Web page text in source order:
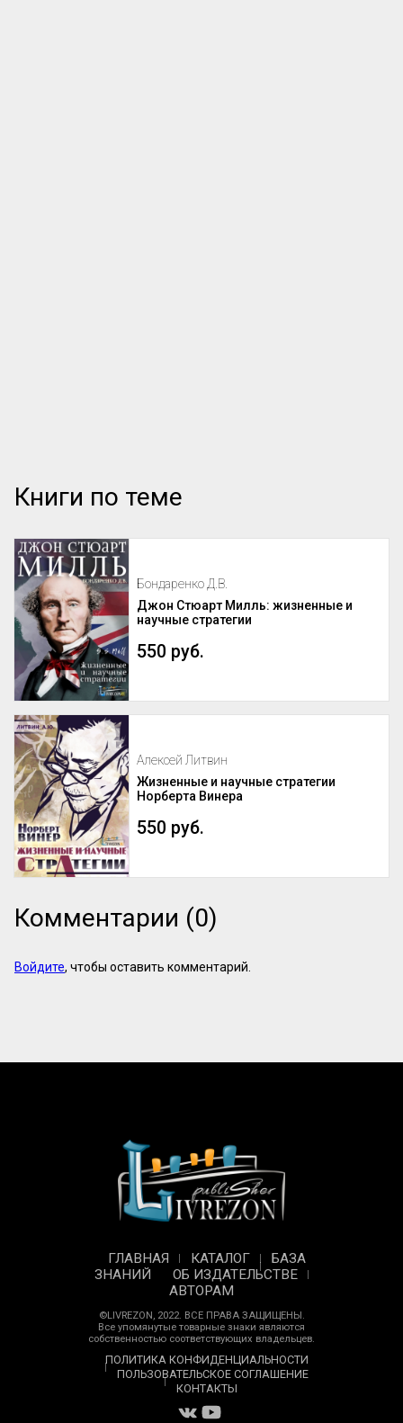
Книги по теме
Бондаренко Д.В.
Джон Стюарт Милль: жизненные и
научные стратегии
550 руб.
Алексей Литвин
Жизненные и научные стратегии
Норберта Винера
550 руб.
Комментарии (0)
Войдите, чтобы оставить комментарий.
ГЛАВНАЯ КАТАЛОГ
БАЗА
ЗНАНИЙ
ОБ ИЗДАТЕЛЬСТВЕ
АВТОРАМ
©LIVREZON, 2022. ВСЕ ПРАВА ЗАЩИЩЕНЫ.
Все упомянутые товарные знаки являются
собственностью соответствующих владельцев.
ПОЛИТИКА КОНФИДЕНЦИАЛЬНОСТИ
ПОЛЬЗОВАТЕЛЬСКОЕ СОГЛАШЕНИЕ
КОНТАКТЫ